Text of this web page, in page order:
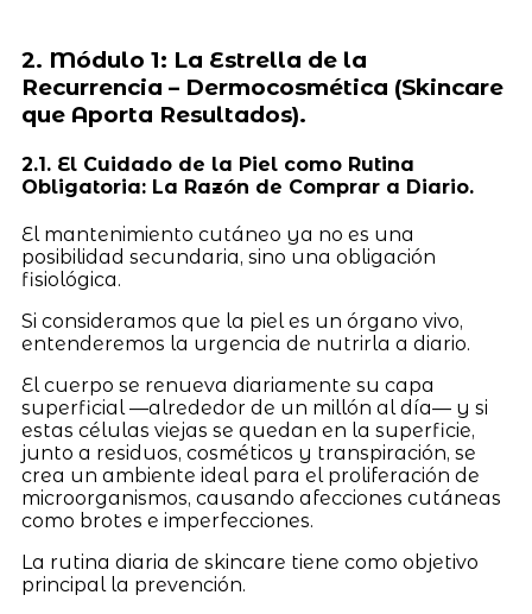
2. Módulo 1: La Estrella de la
Recurrencia – Dermocosmética (Skincare
que Aporta Resultados).
2.1. El Cuidado de la Piel como Rutina
Obligatoria: La Razón de Comprar a Diario.
El mantenimiento cutáneo ya no es una
posibilidad secundaria, sino una obligación
fisiológica.
Si consideramos que la piel es un órgano vivo,
entenderemos la urgencia de nutrirla a diario.
El cuerpo se renueva diariamente su capa
superficial —alrededor de un millón al día— y si
estas células viejas se quedan en la superficie,
junto a residuos, cosméticos y transpiración, se
crea un ambiente ideal para el proliferación de
microorganismos, causando afecciones cutáneas
como brotes e imperfecciones.
La rutina diaria de skincare tiene como objetivo
principal la prevención.